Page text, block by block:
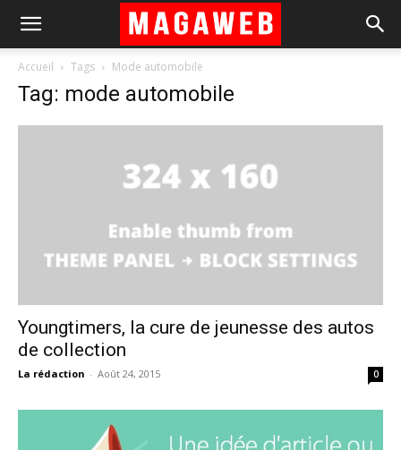
Accueil Tags Mode automobile
Tag: mode automobile
Youngtimers, la cure de jeunesse des autos
de collection
La rédaction - Août 24, 2015 0